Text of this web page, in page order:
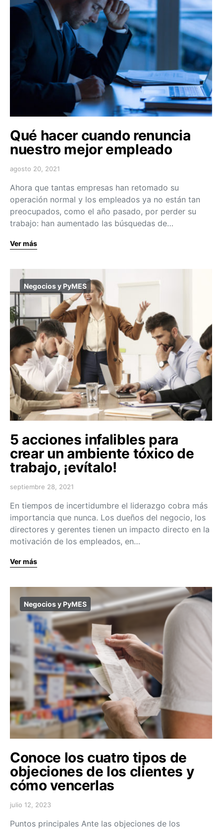
Qué hacer cuando renuncia
nuestro mejor empleado
agosto 20, 2021
Ahora que tantas empresas han retomado su
operación normal y los empleados ya no están tan
preocupados, como el año pasado, por perder su
trabajo: han aumentado las búsquedas de…
Ver más
Negocios y PyMES
5 acciones infalibles para
crear un ambiente tóxico de
trabajo, ¡evítalo!
septiembre 28, 2021
En tiempos de incertidumbre el liderazgo cobra más
importancia que nunca. Los dueños del negocio, los
directores y gerentes tienen un impacto directo en la
motivación de los empleados, en…
Ver más
Negocios y PyMES
Conoce los cuatro tipos de
objeciones de los clientes y
cómo vencerlas
julio 12, 2023
Puntos principales Ante las objeciones de los